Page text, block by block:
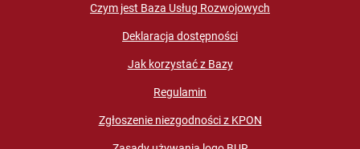
Czym jest Baza Usług Rozwojowych
Deklaracja dostępności
Jak korzystać z Bazy
Regulamin
Zgłoszenie niezgodności z KPON